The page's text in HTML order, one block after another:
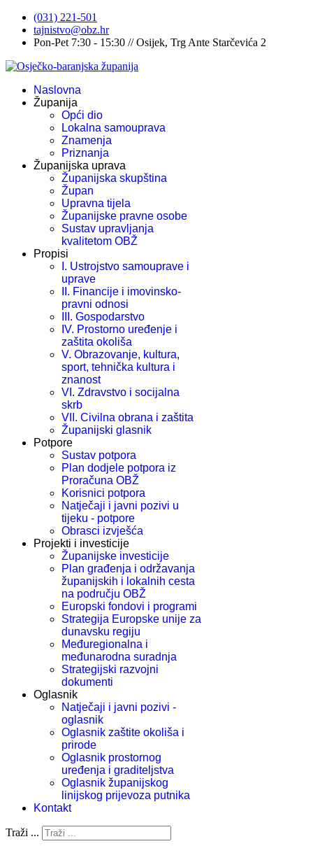
(031) 221-501
tajnistvo@obz.hr
Pon-Pet 7:30 - 15:30 // Osijek, Trg Ante Starčevića 2
Naslovna
Županija
Opći dio
Lokalna samouprava
Znamenja
Priznanja
Županijska uprava
Županijska skupština
Župan
Upravna tijela
Županijske pravne osobe
Sustav upravljanja
kvalitetom OBŽ
Propisi
I. Ustrojstvo samouprave i
uprave
II. Financije i imovinsko-
pravni odnosi
III. Gospodarstvo
IV. Prostorno uređenje i
zaštita okoliša
V. Obrazovanje, kultura,
sport, tehnička kultura i
znanost
VI. Zdravstvo i socijalna
skrb
VII. Civilna obrana i zaštita
Županijski glasnik
Potpore
Sustav potpora
Plan dodjele potpora iz
Proračuna OBŽ
Korisnici potpora
Natječaji i javni pozivi u
tijeku - potpore
Obrasci izvješća
Projekti i investicije
Županijske investicije
Plan građenja i održavanja
županijskih i lokalnih cesta
na području OBŽ
Europski fondovi i programi
Strategija Europske unije za
dunavsku regiju
Međuregionalna i
međunarodna suradnja
Strategijski razvojni
dokumenti
Oglasnik
Natječaji i javni pozivi -
oglasnik
Oglasnik zaštite okoliša i
prirode
Oglasnik prostornog
uređenja i graditeljstva
Oglasnik županijskog
linijskog prijevoza putnika
Kontakt
Traži ...